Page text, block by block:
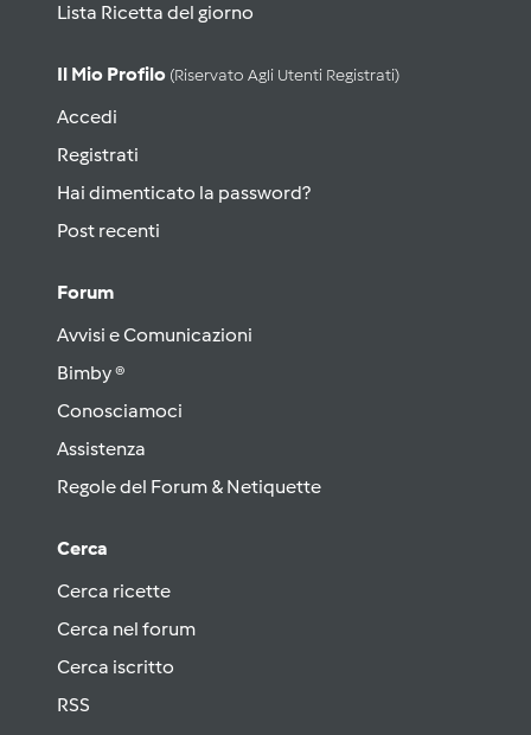
Lista Ricetta del giorno
Il Mio Profilo (riservato Agli Utenti Registrati)
Accedi
Registrati
Hai dimenticato la password?
Post recenti
Forum
Avvisi e Comunicazioni
Bimby ®
Conosciamoci
Assistenza
Regole del Forum & Netiquette
Cerca
Cerca ricette
Cerca nel forum
Cerca iscritto
RSS